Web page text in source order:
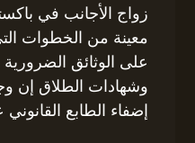
زواج الأجانب في
معينة من الخطوات
على الوثائق
وشهادات الطلاق إن
إضفاء الطابع